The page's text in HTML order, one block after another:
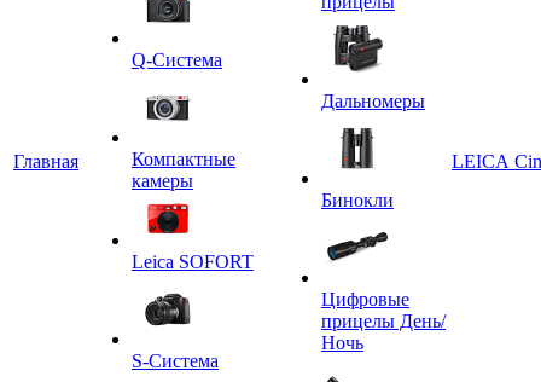
Главная
Q-Cистема
Компактные
камеры
Leica SOFORT
S-Система
Дальномеры
Бинокли
Цифровые
прицелы День/
Ночь
LEICA